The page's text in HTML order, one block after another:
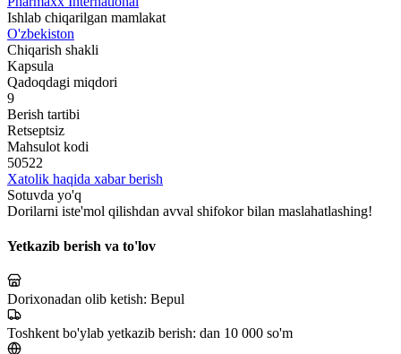
Ishlab chiqarilgan mamlakat
O'zbekiston
Chiqarish shakli
Kapsula
Qadoqdagi miqdori
9
Berish tartibi
Retseptsiz
Mahsulot kodi
50522
Xatolik haqida xabar berish
Sotuvda yo'q
Dorilarni iste'mol qilishdan avval shifokor bilan maslahatlashing!
Yetkazib berish va to'lov
Dorixonadan olib ketish: Bepul
Toshkent bo'ylab yetkazib berish: dan 10 000 so'm